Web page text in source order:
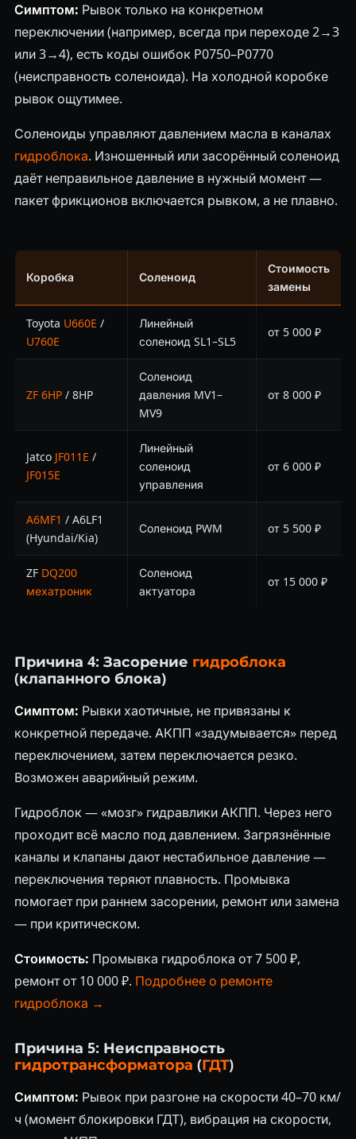
Симптом: Рывок только на конкретном
переключении (например, всегда при переходе 2→3
или 3→4), есть коды ошибок P0750–P0770
(неисправность соленоида). На холодной коробке
рывок ощутимее.
Соленоиды управляют давлением масла в каналах
гидроблока. Изношенный или засорённый соленоид
даёт неправильное давление в нужный момент —
пакет фрикционов включается рывком, а не плавно.
Коробка Соленоид
Стоимость
замены
Toyota U660E /
U760E
Линейный
соленоид SL1–SL5
от 5 000 ₽
ZF 6HP/ 8HP
Соленоид
давления MV1–
MV9
от 8 000 ₽
Jatco JF011E /
JF015E
Линейный
соленоид
управления
от 6 000 ₽
A6MF1 / A6LF1
(Hyundai/Kia)
Соленоид PWM от 5 500 ₽
ZF DQ200
мехатроник
Соленоид
актуатора
от 15 000 ₽
Причина 4: Засорение гидроблока
(клапанного блока)
Симптом: Рывки хаотичные, не привязаны к
конкретной передаче. АКПП «задумывается» перед
переключением, затем переключается резко.
Возможен аварийный режим.
Гидроблок — «мозг» гидравлики АКПП. Через него
проходит всё масло под давлением. Загрязнённые
каналы и клапаны дают нестабильное давление —
переключения теряют плавность. Промывка
помогает при раннем засорении, ремонт или замена
— при критическом.
Стоимость: Промывка гидроблока от 7 500 ₽,
ремонт от 10 000 ₽. Подробнее о ремонте
гидроблока →
Причина 5: Неисправность
гидротрансформатора (ГДТ)
Симптом: Рывок при разгоне на скорости 40–70 км/
ч (момент блокировки ГДТ), вибрация на скорости,